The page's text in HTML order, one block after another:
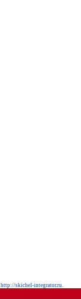
http://skichel-integrator.ru.